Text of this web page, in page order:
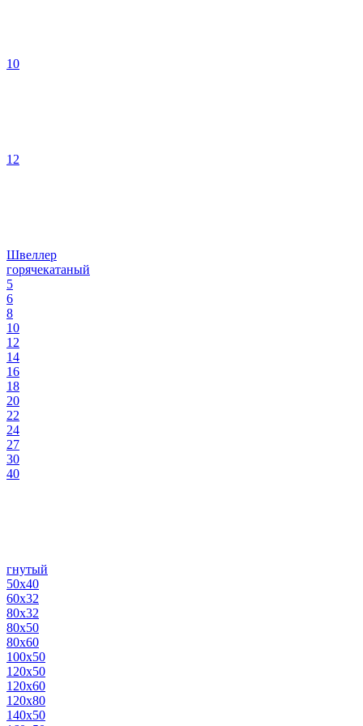
10
12
Швеллер
горячекатаный
5
6
8
10
12
14
16
18
20
22
24
27
30
40
гнутый
50х40
60х32
80х32
80х50
80х60
100х50
120х50
120х60
120х80
140х50